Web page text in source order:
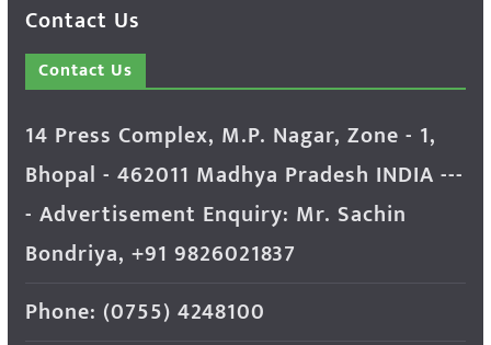
Contact Us
Contact Us
14 Press Complex, M.P. Nagar, Zone - 1,
Bhopal - 462011 Madhya Pradesh INDIA ---
- Advertisement Enquiry: Mr. Sachin
Bondriya, +91 9826021837
Phone: (0755) 4248100